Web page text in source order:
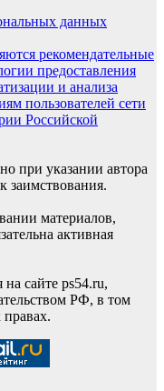
данных
рекомендательные
предоставления
и анализа
пользователей сети
Российской
при указании автора
заимствования.
материалов,
активная
сайте ps54.ru,
РФ, в том